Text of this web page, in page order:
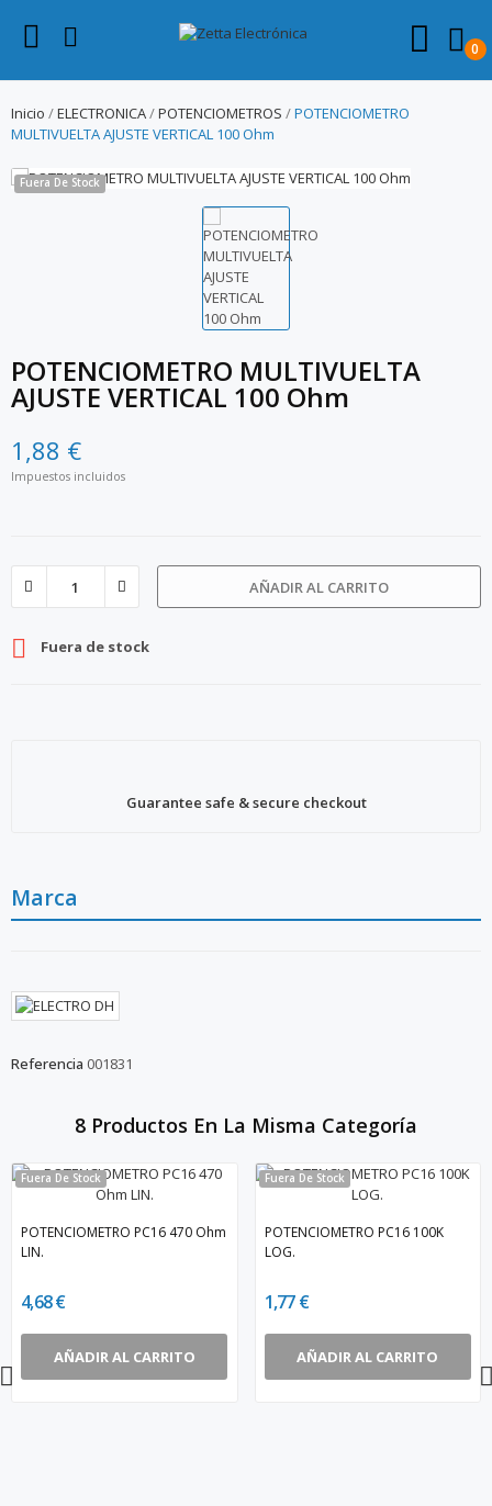
0
Inicio ELECTRONICA POTENCIOMETROS
POTENCIOMETRO
MULTIVUELTA AJUSTE VERTICAL 100 Ohm
Fuera De Stock
POTENCIOMETRO MULTIVUELTA
AJUSTE VERTICAL 100 Ohm
1,88 €
Impuestos incluidos
AÑADIR AL CARRITO
 Fuera de stock
Guarantee safe & secure checkout
Marca
Referencia 001831
8 Productos En La Misma Categoría
Fuera De Stock
POTENCIOMETRO PC16 470 Ohm
LIN.
4,68 €
AÑADIR AL CARRITO
Fuera De Stock
POTENCIOMETRO PC16 100K
LOG.
1,77 €
AÑADIR AL CARRITO